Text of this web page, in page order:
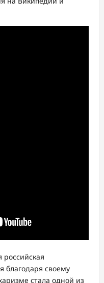
российская
благодаря своему
стала одной из